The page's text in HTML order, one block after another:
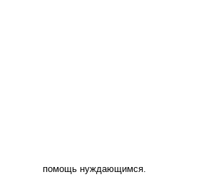
помощь нуждающимся.